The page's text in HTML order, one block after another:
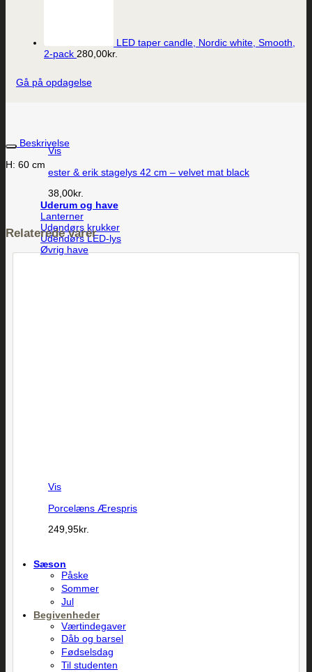
Vis
ester & erik stagelys 42 cm – velvet mat black
38,00kr.
Uderum og have
Lanterner
Udendørs krukker
Udendørs LED-lys
Øvrig have
Vis
Porcelæns Ærespris
249,95kr.
Sæson
Påske
Sommer
Jul
Begivenheder
Værtindegaver
Dåb og barsel
Fødselsdag
Til studenten
LED taper candle, Nordic white, Smooth,
2-pack 280,00kr.
Gå på opdagelse
Beskrivelse
H: 60 cm
Relaterede varer